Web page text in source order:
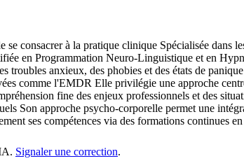
consacrer à la pratique clinique Spécialisée dans
en Programmation Neuro-Linguistique et en
anxieux, des phobies et des états de
comme l'EMDR Elle privilégie une approche
fine des enjeux professionnels et des
Son approche psycho-corporelle permet une
ses compétences via des formations continues
Signaler une correction.